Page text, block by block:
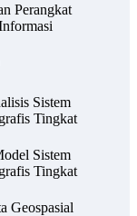
Perangkat
Sistem
Tingkat
Sistem
Tingkat
Geospasial